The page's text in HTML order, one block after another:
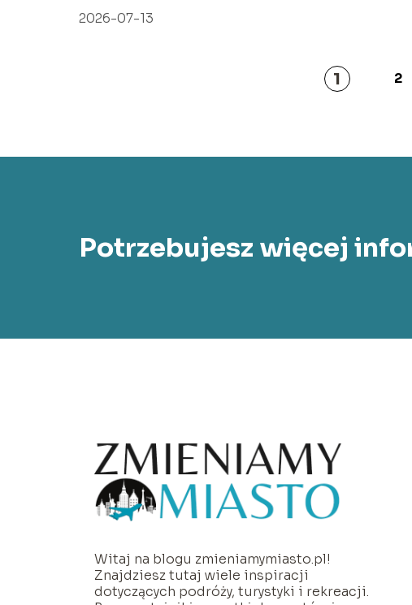
2026-07-13
1 2
Potrzebujesz więcej
Witaj na blogu zmieniamymiasto.pl!
Znajdziesz tutaj wiele inspiracji
dotyczących podróży, turystyki i rekreacji.